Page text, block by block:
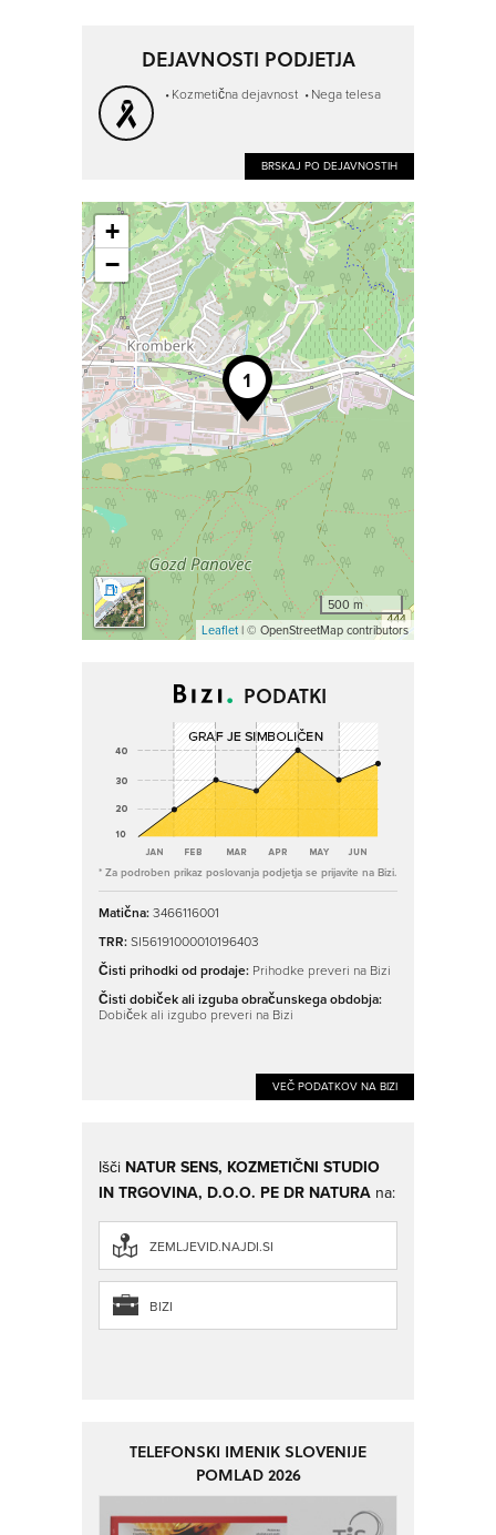
DEJAVNOSTI PODJETJA
Kozmetična dejavnost Nega telesa
BRSKAJ PO DEJAVNOSTIH
+
−
500 m
Leaflet| © OpenStreetMap contributors
PODATKI
* Za podroben prikaz poslovanja podjetja se prijavite na Bizi.
Matična:3466116001
TRR:SI56191000010196403
Čisti prihodki od prodaje: Prihodke preveri na Bizi
Čisti dobiček ali izguba obračunskega obdobja:
Dobiček ali izgubo preveri na Bizi
VEČ PODATKOV NA BIZI
Išči NATUR SENS, KOZMETIČNI STUDIO
IN TRGOVINA, D.O.O. PE DR NATURA na:
ZEMLJEVID.NAJDI.SI
BIZI
TELEFONSKI IMENIK SLOVENIJE
POMLAD 2026